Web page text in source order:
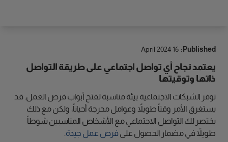
Published:
16 April 2024
يعتمد نجاح أي تواصل اجتماعي على طريقة التواصل
ذاتها وتوقيتها
توفر الشبكات الاجتماعية بيئة مناسبة لفتح أبواب فرص العمل. قد
يستغرق الأمر وقتاً طويلاً وعوامل محرجة أحياناً، ولكن مع ذلك
يختصر لك التواصل الاجتماعي مع الأشخاص المناسبين شوطاً
طويلاً في مضمار الحصول على فرص عمل جيدة